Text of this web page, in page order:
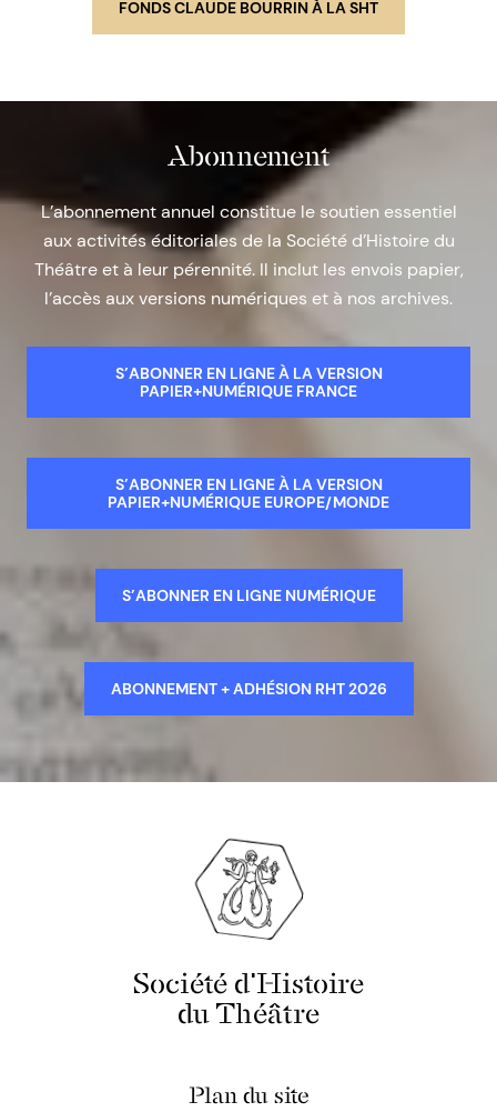
FONDS CLAUDE BOURRIN À LA SHT
Abonnement
L’abonnement annuel constitue le soutien essentiel
aux activités éditoriales de la Société d’Histoire du
Théâtre et à leur pérennité. Il inclut les envois papier,
l’accès aux versions numériques et à nos archives.
S’ABONNER EN LIGNE À LA VERSION
PAPIER+NUMÉRIQUE FRANCE
S’ABONNER EN LIGNE À LA VERSION
PAPIER+NUMÉRIQUE EUROPE/MONDE
S’ABONNER EN LIGNE NUMÉRIQUE
ABONNEMENT + ADHÉSION RHT 2026
Société d'Histoire
du Théâtre
Plan du site